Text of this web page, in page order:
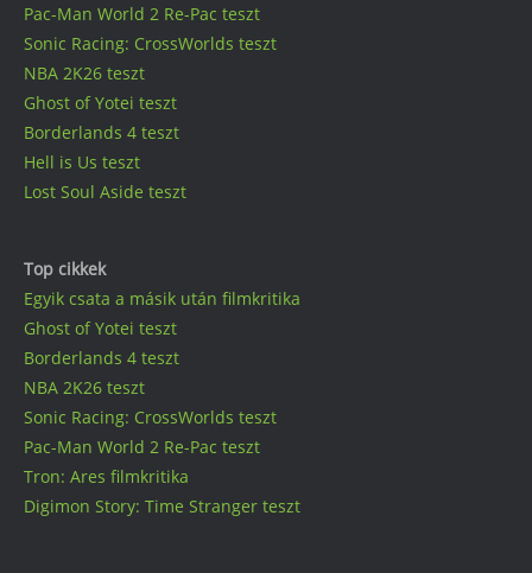
Pac-Man World 2 Re-Pac teszt
Sonic Racing: CrossWorlds teszt
NBA 2K26 teszt
Ghost of Yotei teszt
Borderlands 4 teszt
Hell is Us teszt
Lost Soul Aside teszt
Top cikkek
Egyik csata a másik után filmkritika
Ghost of Yotei teszt
Borderlands 4 teszt
NBA 2K26 teszt
Sonic Racing: CrossWorlds teszt
Pac-Man World 2 Re-Pac teszt
Tron: Ares filmkritika
Digimon Story: Time Stranger teszt